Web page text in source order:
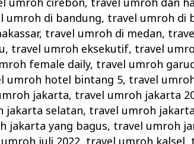
umroh cirebon, travel umroh dan
umroh di bandung, travel umroh di
, travel umroh di medan,
, travel umroh eksekutif, travel
female daily, travel umroh
umroh hotel bintang 5, travel
jakarta, travel umroh jakarta
jakarta selatan, travel umroh
jakarta yang bagus, travel umroh